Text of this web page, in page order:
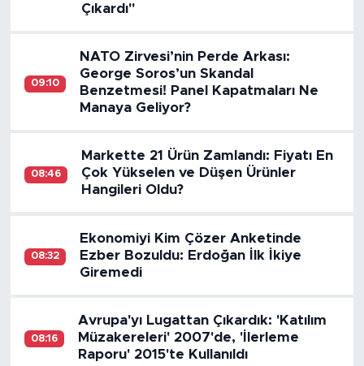
Çıkardı"
09:10
NATO Zirvesi’nin Perde Arkası:
George Soros’un Skandal
Benzetmesi! Panel Kapatmaları Ne
Manaya Geliyor?
08:46
Markette 21 Ürün Zamlandı: Fiyatı En
Çok Yükselen ve Düşen Ürünler
Hangileri Oldu?
08:32
Ekonomiyi Kim Çözer Anketinde
Ezber Bozuldu: Erdoğan İlk İkiye
Giremedi
08:16
Avrupa'yı Lugattan Çıkardık: 'Katılım
Müzakereleri' 2007'de, 'İlerleme
Raporu' 2015'te Kullanıldı